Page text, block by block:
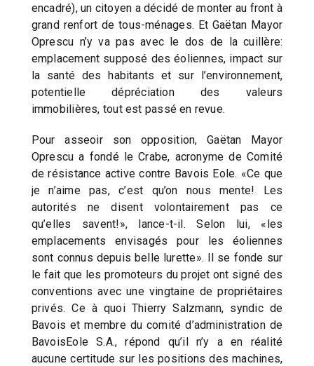
encadré), un citoyen a décidé de monter au front à
grand renfort de tous-ménages. Et Gaëtan Mayor
Oprescu n’y va pas avec le dos de la cuillère:
emplacement supposé des éoliennes, impact sur
la santé des habitants et sur l’environnement,
potentielle dépréciation des valeurs
immobilières, tout est passé en revue.
Pour asseoir son opposition, Gaëtan Mayor
Oprescu a fondé le Crabe, acronyme de Comité
de résistance active contre Bavois Eole. «Ce que
je n’aime pas, c’est qu’on nous mente! Les
autorités ne disent volontairement pas ce
qu’elles savent!», lance-t-il. Selon lui, «les
emplacements envisagés pour les éoliennes
sont connus depuis belle lurette». Il se fonde sur
le fait que les promoteurs du projet ont signé des
conventions avec une vingtaine de propriétaires
privés. Ce à quoi Thierry Salzmann, syndic de
Bavois et membre du comité d’administration de
BavoisEole S.A., répond qu’il n’y a en réalité
aucune certitude sur les positions des machines,